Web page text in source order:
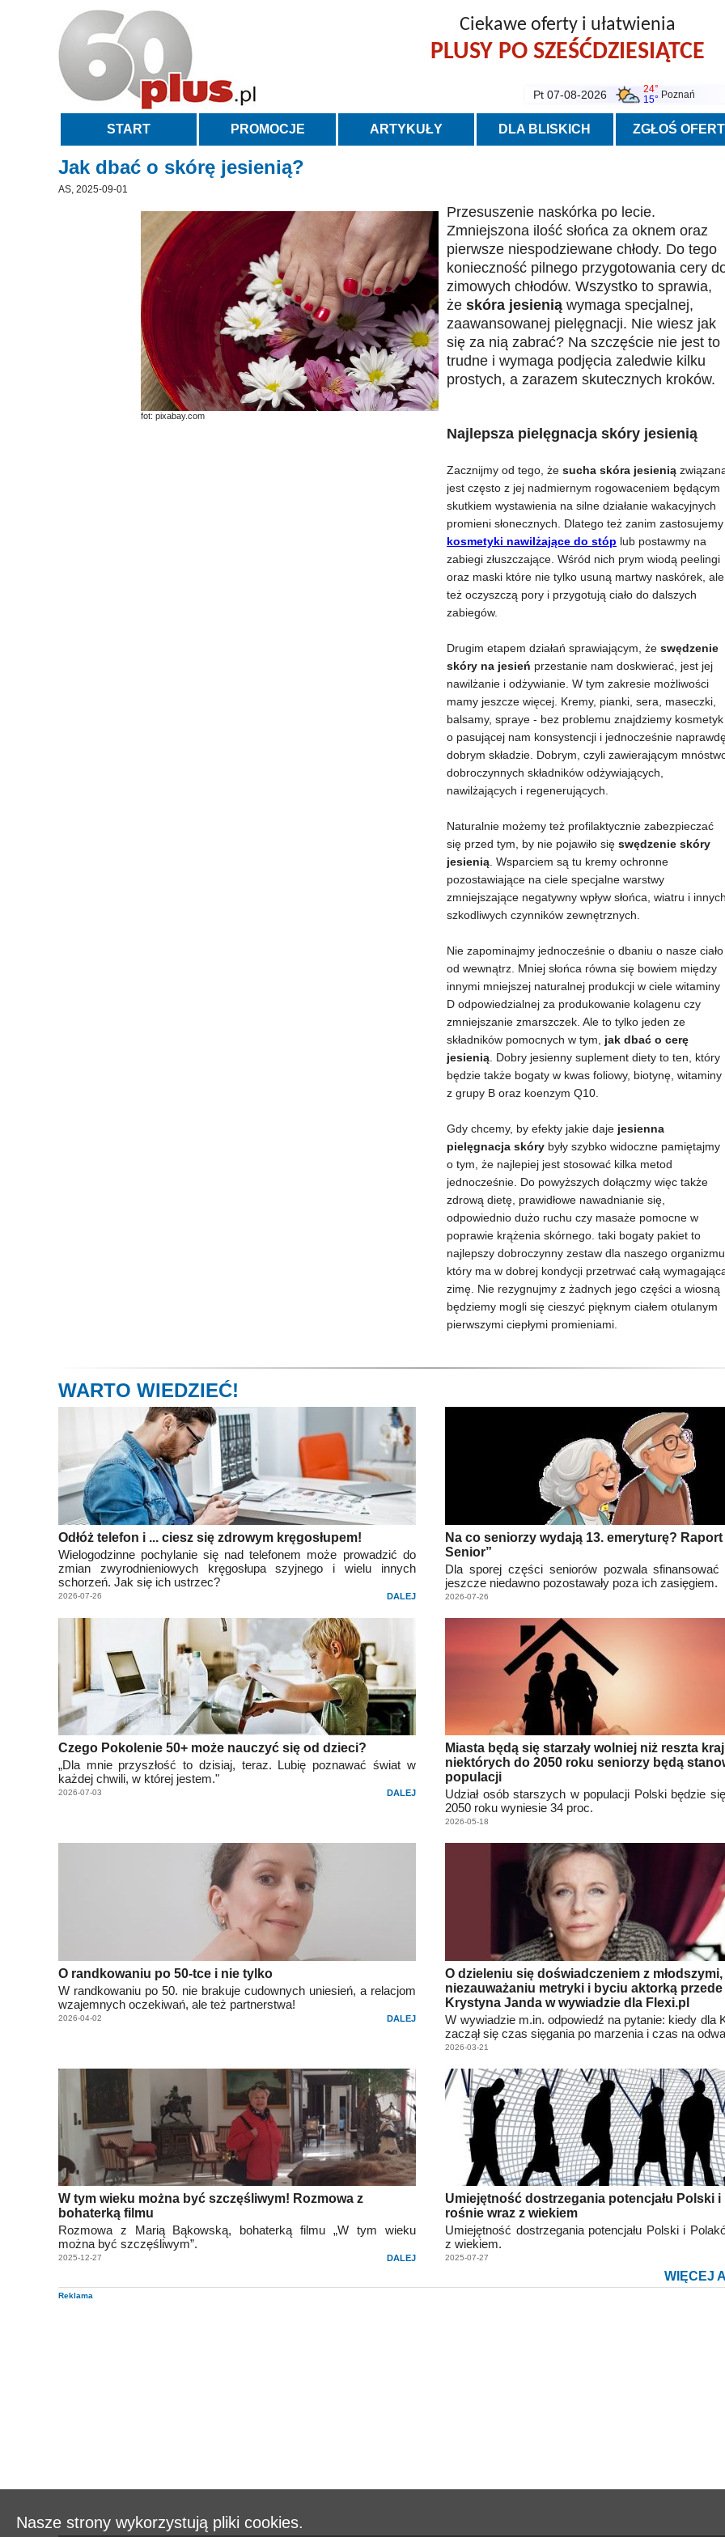
Nasze strony wykorzystują pliki cookies.
Ciekawe oferty i ułatwienia
PLUSY PO SZEŚĆDZIESIĄTCE
Pt 07-08-2026
24°
15° Poznań
START PROMOCJE ARTYKUŁY DLA BLISKICH ZGŁOŚ
Jak dbać o skórę jesienią?
AS, 2025-09-01
fot: pixabay.com
Przesuszenie naskórka po lecie.
Zmniejszona ilość słońca za oknem oraz
pierwsze niespodziewane chłody. Do tego
konieczność pilnego przygotowania cery
zimowych chłodów. Wszystko to sprawia,
że skóra jesienią wymaga specjalnej,
zaawansowanej pielęgnacji. Nie wiesz jak
się za nią zabrać? Na szczęście nie jest to
trudne i wymaga podjęcia zaledwie kilku
prostych, a zarazem skutecznych kroków.
Najlepsza pielęgnacja skóry jesienią
Zacznijmy od tego, że sucha skóra jesienią
jest często z jej nadmiernym rogowaceniem będącym
skutkiem wystawienia na silne działanie wakacyjnych
promieni słonecznych. Dlatego też zanim zastosujemy
kosmetyki nawilżające do stóp lub postawmy na
zabiegi złuszczające. Wśród nich prym wiodą peelingi
oraz maski które nie tylko usuną martwy naskórek, ale
też oczyszczą pory i przygotują ciało do dalszych
zabiegów.
Drugim etapem działań sprawiającym, że swędzenie
skóry na jesień przestanie nam doskwierać, jest jej
nawilżanie i odżywianie. W tym zakresie możliwości
mamy jeszcze więcej. Kremy, pianki, sera, maseczki,
balsamy, spraye - bez problemu znajdziemy kosmetyk
o pasującej nam konsystencji i jednocześnie
dobrym składzie. Dobrym, czyli zawierającym
dobroczynnych składników odżywiających,
nawilżających i regenerujących.
Naturalnie możemy też profilaktycznie zabezpieczać
się przed tym, by nie pojawiło się swędzenie skóry
jesienią . Wsparciem są tu kremy ochronne
pozostawiające na ciele specjalne warstwy
zmniejszające negatywny wpływ słońca, wiatru i
szkodliwych czynników zewnętrznych.
Nie zapominajmy jednocześnie o dbaniu o nasze ciało
od wewnątrz. Mniej słońca równa się bowiem między
innymi mniejszej naturalnej produkcji w ciele witaminy
D odpowiedzialnej za produkowanie kolagenu czy
zmniejszanie zmarszczek. Ale to tylko jeden ze
składników pomocnych w tym, jak dbać o cerę
jesienią . Dobry jesienny suplement diety to ten, który
będzie także bogaty w kwas foliowy, biotynę, witaminy
z grupy B oraz koenzym Q10.
Gdy chcemy, by efekty jakie daje jesienna
pielęgnacja skóry były szybko widoczne pamiętajmy
o tym, że najlepiej jest stosować kilka metod
jednocześnie. Do powyższych dołączmy więc także
zdrową dietę, prawidłowe nawadnianie się,
odpowiednio dużo ruchu czy masaże pomocne w
poprawie krążenia skórnego. taki bogaty pakiet to
najlepszy dobroczynny zestaw dla naszego organizmu
który ma w dobrej kondycji przetrwać całą
zimę. Nie rezygnujmy z żadnych jego części a wiosną
będziemy mogli się cieszyć pięknym ciałem otulanym
pierwszymi ciepłymi promieniami.
WARTO WIEDZIEĆ!
Odłóż telefon i ... ciesz się zdrowym kręgosłupem!
Wielogodzinne pochylanie się nad telefonem może prowadzić do
zmian zwyrodnieniowych kręgosłupa szyjnego i wielu innych
schorzeń. Jak się ich ustrzec?
2026-07-26 DALEJ
Na co seniorzy wydają 13. emeryturę? Raport
Senior”
Dla sporej części seniorów pozwala
jeszcze niedawno pozostawały poza ich zasięgiem.
2026-07-26
Czego Pokolenie 50+ może nauczyć się od dzieci?
„Dla mnie przyszłość to dzisiaj, teraz. Lubię poznawać świat w
każdej chwili, w której jestem."
2026-07-03 DALEJ
Miasta będą się starzały wolniej niż reszta
niektórych do 2050 roku seniorzy będą
populacji
Udział osób starszych w populacji Polski będzie
2050 roku wyniesie 34 proc.
2026-05-18
O randkowaniu po 50-tce i nie tylko
W randkowaniu po 50. nie brakuje cudownych uniesień, a relacjom
wzajemnych oczekiwań, ale też partnerstwa!
2026-04-02 DALEJ
O dzieleniu się doświadczeniem z
niezauważaniu metryki i byciu aktorką
Krystyna Janda w wywiadzie dla Flexi.pl
W wywiadzie m.in. odpowiedź na pytanie: kiedy dla
zaczął się czas sięgania po marzenia i czas na
2026-03-21
W tym wieku można być szczęśliwym! Rozmowa z
bohaterką filmu
Rozmowa z Marią Bąkowską, bohaterką filmu „W tym wieku
można być szczęśliwym”.
2025-12-27 DALEJ
Umiejętność dostrzegania potencjału Polski i
rośnie wraz z wiekiem
Umiejętność dostrzegania potencjału Polski i
z wiekiem.
2025-07-27
WIĘCEJ
Reklama